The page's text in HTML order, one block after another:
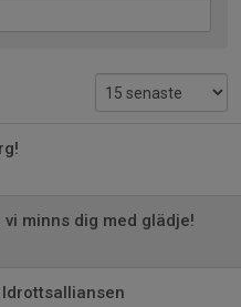
minns dig med glädje!